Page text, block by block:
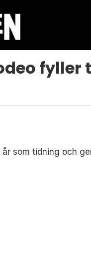
fyller
som tidning och